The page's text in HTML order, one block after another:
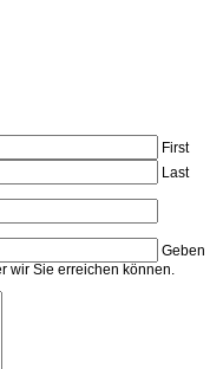
First
Last
Geben
wir Sie erreichen können.